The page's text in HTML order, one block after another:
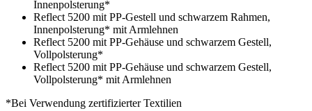
Innenpolsterung*
Reflect 5200 mit PP-Gestell und schwarzem Rahmen,
Innenpolsterung* mit Armlehnen
Reflect 5200 mit PP-Gehäuse und schwarzem Gestell,
Vollpolsterung*
Reflect 5200 mit PP-Gehäuse und schwarzem Gestell,
Vollpolsterung* mit Armlehnen
*Bei Verwendung zertifizierter Textilien